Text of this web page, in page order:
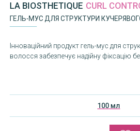
LA BIOSTHETIQUE CURL
ГЕЛЬ-МУС ДЛЯ СТРУКТУРИ
Інноваційний продукт гель-мус для
волосся забезпечує надійну фіксацію
100 мл